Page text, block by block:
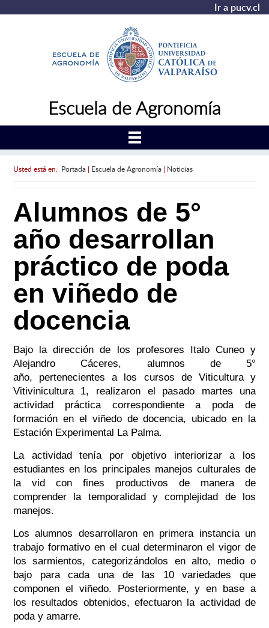
Ir a pucv.cl
Escuela de Agronomía
Usted está en: Portada| Escuela de Agronomía| Noticias
Alumnos de 5°
año desarrollan
práctico de poda
en viñedo de
docencia
Bajo la dirección de los profesores Italo Cuneo y
Alejandro Cáceres, alumnos de 5°
año, pertenecientes a los cursos de Viticultura y
Vitivinicultura 1, realizaron el pasado martes una
actividad práctica correspondiente a poda de
formación en el viñedo de docencia, ubicado en la
Estación Experimental La Palma.
La actividad tenía por objetivo interiorizar a los
estudiantes en los principales manejos culturales de
la vid con fines productivos de manera de
comprender la temporalidad y complejidad de los
manejos.
Los alumnos desarrollaron en primera instancia un
trabajo formativo en el cual determinaron el vigor de
los sarmientos, categorizándolos en alto, medio o
bajo para cada una de las 10 variedades que
componen el viñedo. Posteriormente, y en base a
los resultados obtenidos, efectuaron la actividad de
poda y amarre.